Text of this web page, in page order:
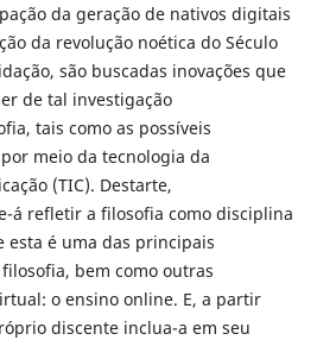
da geração de nativos digitais
da revolução noética do Século
são buscadas inovações que
de tal investigação
tais como as possíveis
meio da tecnologia da
(TIC). Destarte,
á refletir a filosofia como disciplina
esta é uma das principais
bem como outras
o ensino online. E, a partir
discente inclua-a em seu